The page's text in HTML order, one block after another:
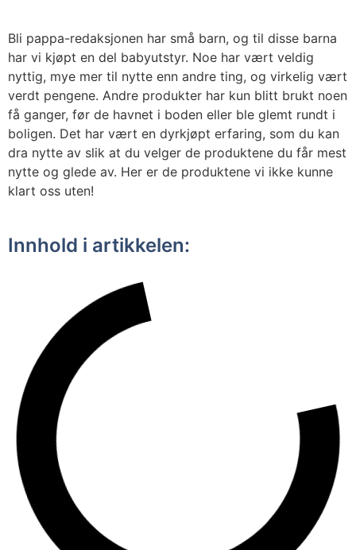
Bli pappa-redaksjonen har små barn, og til disse barna
har vi kjøpt en del babyutstyr. Noe har vært veldig
nyttig, mye mer til nytte enn andre ting, og virkelig vært
verdt pengene. Andre produkter har kun blitt brukt noen
få ganger, før de havnet i boden eller ble glemt rundt i
boligen. Det har vært en dyrkjøpt erfaring, som du kan
dra nytte av slik at du velger de produktene du får mest
nytte og glede av. Her er de produktene vi ikke kunne
klart oss uten!
Innhold i artikkelen: